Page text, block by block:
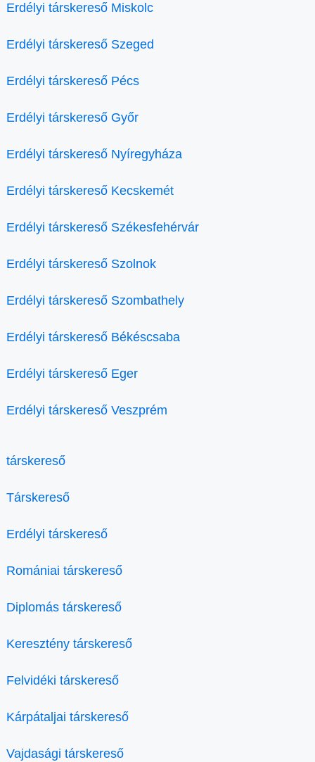
Erdélyi társkereső Miskolc
Erdélyi társkereső Szeged
Erdélyi társkereső Pécs
Erdélyi társkereső Győr
Erdélyi társkereső Nyíregyháza
Erdélyi társkereső Kecskemét
Erdélyi társkereső Székesfehérvár
Erdélyi társkereső Szolnok
Erdélyi társkereső Szombathely
Erdélyi társkereső Békéscsaba
Erdélyi társkereső Eger
Erdélyi társkereső Veszprém
társkereső
Társkereső
Erdélyi társkereső
Romániai társkereső
Diplomás társkereső
Keresztény társkereső
Felvidéki társkereső
Kárpátaljai társkereső
Vajdasági társkereső